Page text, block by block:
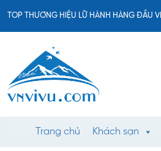
TOP THƯƠNG HIỆU LỮ HÀNH HÀNG ĐẦU
Trang chủ Khách sạn